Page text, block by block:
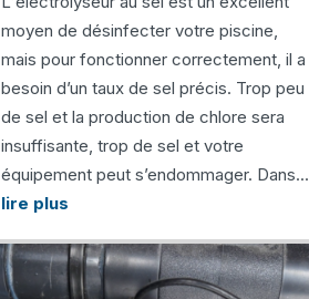
moyen de désinfecter votre piscine,
mais pour fonctionner correctement, il a
besoin d’un taux de sel précis. Trop peu
de sel et la production de chlore sera
insuffisante, trop de sel et votre
équipement peut s’endommager. Dans...
lire plus